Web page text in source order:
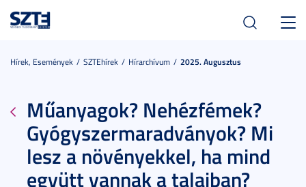
Hírek, Események SZTEhírek Hírarchívum 2025. Augusztus
Műanyagok? Nehézfémek?
Gyógyszermaradványok? Mi
lesz a növényekkel, ha mind
együtt vannak a talajban?